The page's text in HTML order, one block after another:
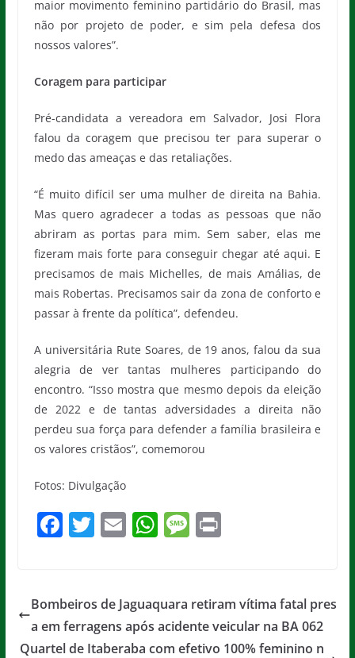
maior movimento feminino partidário do Brasil, mas
não por projeto de poder, e sim pela defesa dos
nossos valores”.
Coragem para participar
Pré-candidata a vereadora em Salvador, Josi Flora
falou da coragem que precisou ter para superar o
medo das ameaças e das retaliações.
“É muito difícil ser uma mulher de direita na Bahia.
Mas quero agradecer a todas as pessoas que não
abriram as portas para mim. Sem saber, elas me
fizeram mais forte para conseguir chegar até aqui. E
precisamos de mais Michelles, de mais Amálias, de
mais Robertas. Precisamos sair da zona de conforto e
passar à frente da política”, defendeu.
A universitária Rute Soares, de 19 anos, falou da sua
alegria de ver tantas mulheres participando do
encontro. “Isso mostra que mesmo depois da eleição
de 2022 e de tantas adversidades a direita não
perdeu sua força para defender a família brasileira e
os valores cristãos”, comemorou
Fotos: Divulgação
F
e
b
T
er
E
l
W
s
A
M
a
g
Pr
Bombeiros de Jaguaquara retiram vítima fatal pres
a em ferragens após acidente veicular na BA 062
Quartel de Itaberaba com efetivo 100% feminino n